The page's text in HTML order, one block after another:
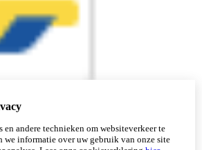
en andere technieken om websiteverkeer te
we informatie over uw gebruik van onze site